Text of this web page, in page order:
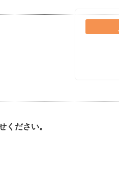
ください。